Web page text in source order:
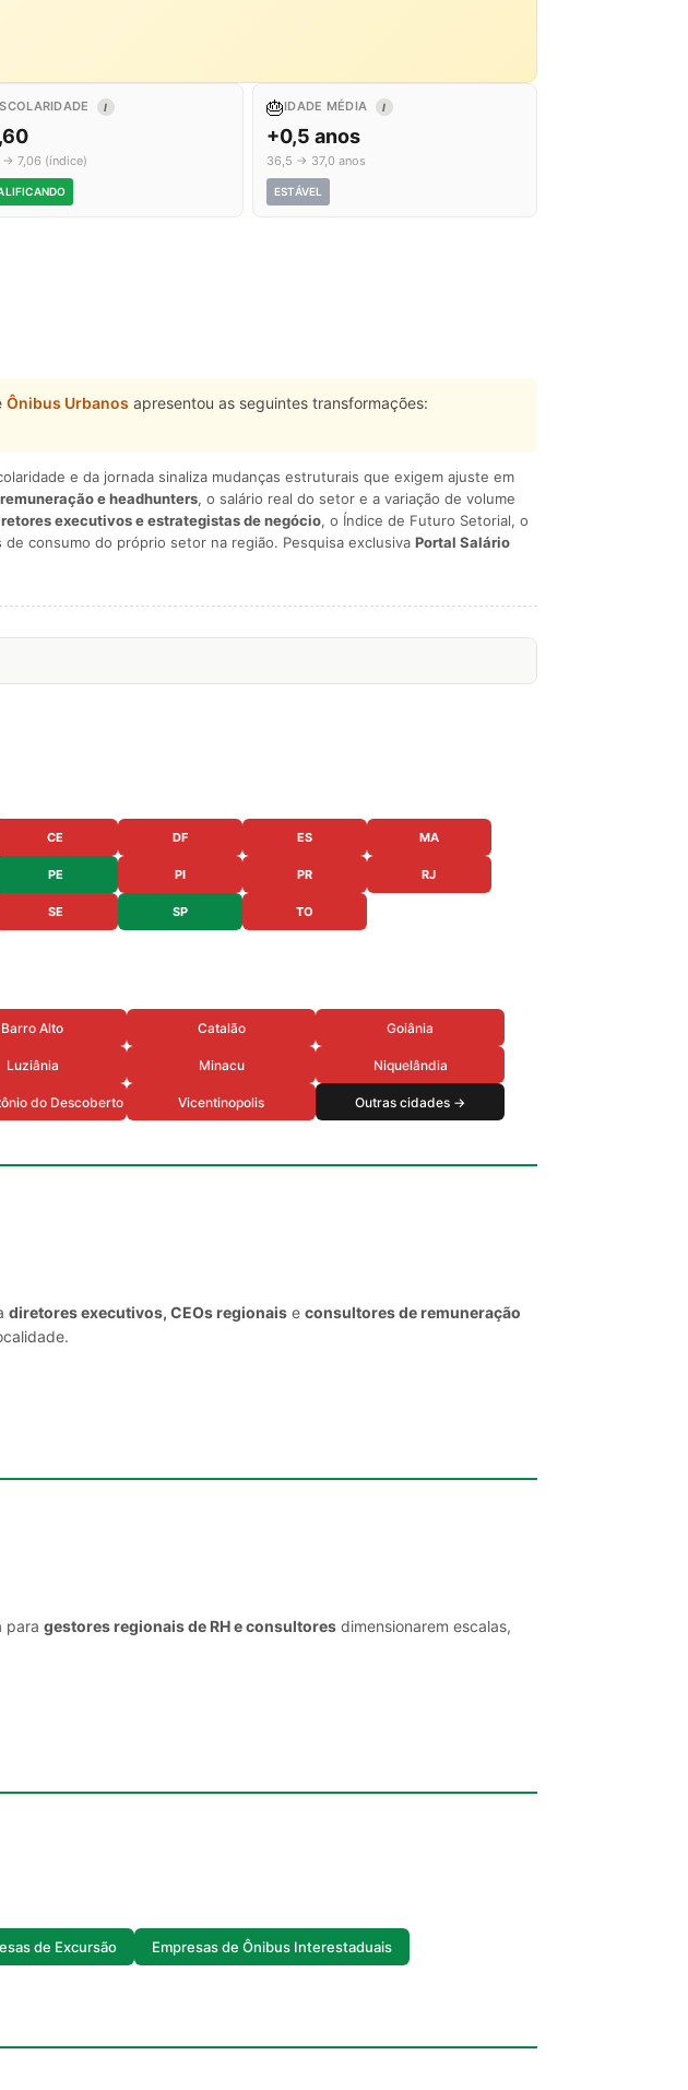
I
7,06 (índice)
🎂IDADE MÉDIA I
+0,5 anos
36,5 → 37,0 anos
ESTÁVEL
Ônibus Urbanos apresentou as seguintes transformações:
e da jornada sinaliza mudanças estruturais que exigem ajuste em
e headhunters, o salário real do setor e a variação de volume
executivos e estrategistas de negócio, o Índice de Futuro Setorial, o
consumo do próprio setor na região. Pesquisa exclusiva Portal Salário
CE DF ES MA
PE PI PR RJ
SE SP TO
Barro Alto Catalão Goiânia
Luziânia Minacu Niquelândia
do Descoberto Vicentinopolis Outras cidades →
diretores executivos, CEOs regionais e consultores de remuneração
para gestores regionais de RH e consultores dimensionarem escalas,
de Excursão Empresas de Ônibus Interestaduais